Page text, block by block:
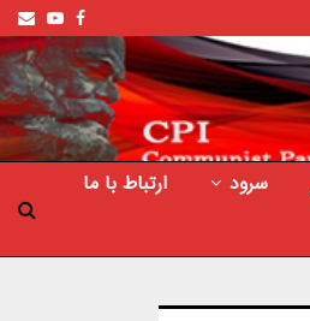
Facebook
سرود
ارتباط با ما